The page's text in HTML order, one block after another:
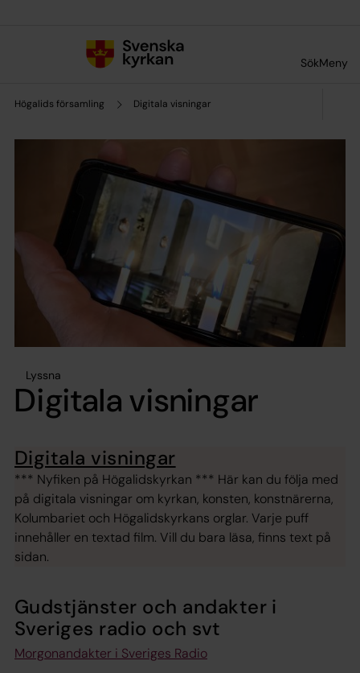
SökMeny
Högalids församling Digitala visningar
Lyssna
Digitala visningar
Digitala visningar
*** Nyfiken på Högalidskyrkan *** Här kan du följa med
på digitala visningar om kyrkan, konsten, konstnärerna,
Kolumbariet och Högalidskyrkans orglar. Varje puff
innehåller en textad film. Vill du bara läsa, finns text på
sidan.
Gudstjänster och andakter i
Sveriges radio och svt
Morgonandakter i Sveriges Radio